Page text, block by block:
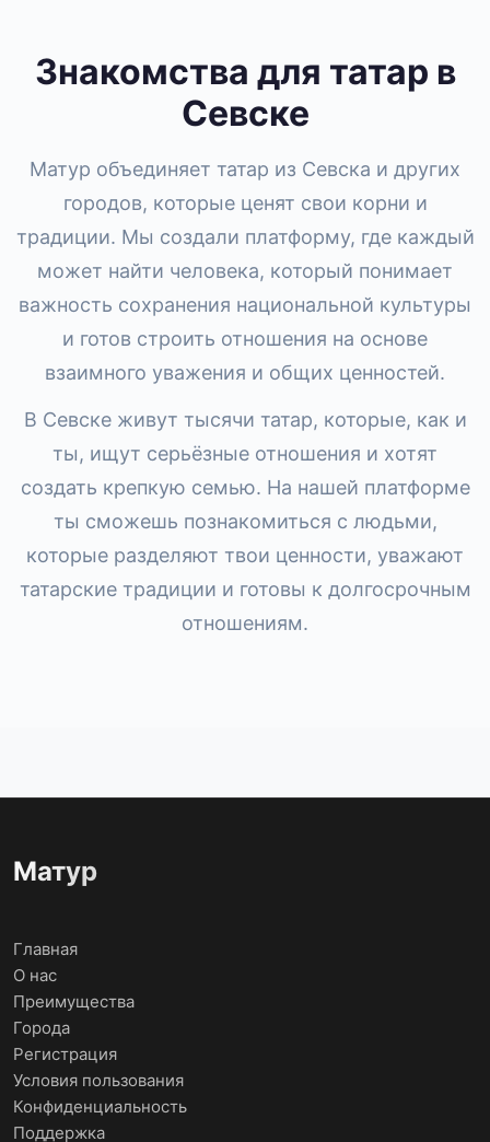
Знакомства для татар в
Севске
Матур объединяет татар из Севска и других
городов, которые ценят свои корни и
традиции. Мы создали платформу, где каждый
может найти человека, который понимает
важность сохранения национальной культуры
и готов строить отношения на основе
взаимного уважения и общих ценностей.
В Севске живут тысячи татар, которые, как и
ты, ищут серьёзные отношения и хотят
создать крепкую семью. На нашей платформе
ты сможешь познакомиться с людьми,
которые разделяют твои ценности, уважают
татарские традиции и готовы к долгосрочным
отношениям.
Матур
Главная
О нас
Преимущества
Города
Регистрация
Условия пользования
Конфиденциальность
Поддержка